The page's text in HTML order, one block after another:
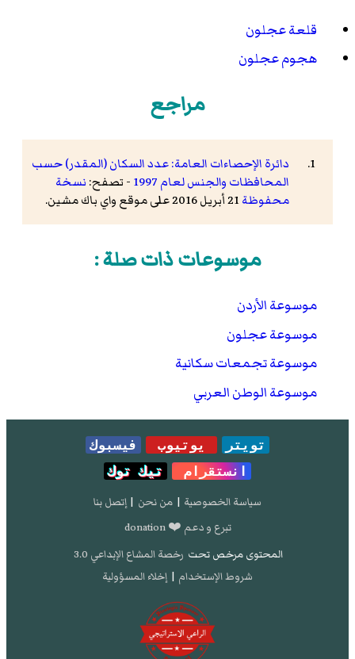
قلعة عجلون
هجوم عجلون
مراجع
دائرة الإحصاءات العامة: عدد السكان (المقدر) حسب
المحافظات والجنس لعام 1997
- تصفح: نسخة
محفوظة
موسوعات ذات صلة :
موسوعة الأردن
موسوعة عجلون
موسوعة تجمعات سكانية
موسوعة الوطن العربي
تويتر يوتيوب
فيسبوك
انستقرام
تيك توك
سياسة الخصوصية | من نحن | إتصل بنا
تبرع و دعم ❤️ donation
المحتوى مرخص تحت رخصة المشاع الإبداعي 3.0
شروط الإستخدام | إخلاء المسؤولية